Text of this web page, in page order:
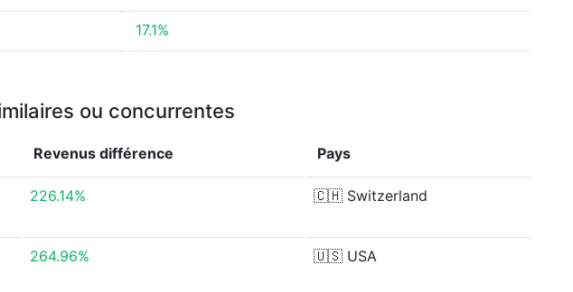
17.1%
ou concurrentes
Revenus différence Pays
226.14% 🇨🇭 Switzerland
264.96% 🇺🇸 USA